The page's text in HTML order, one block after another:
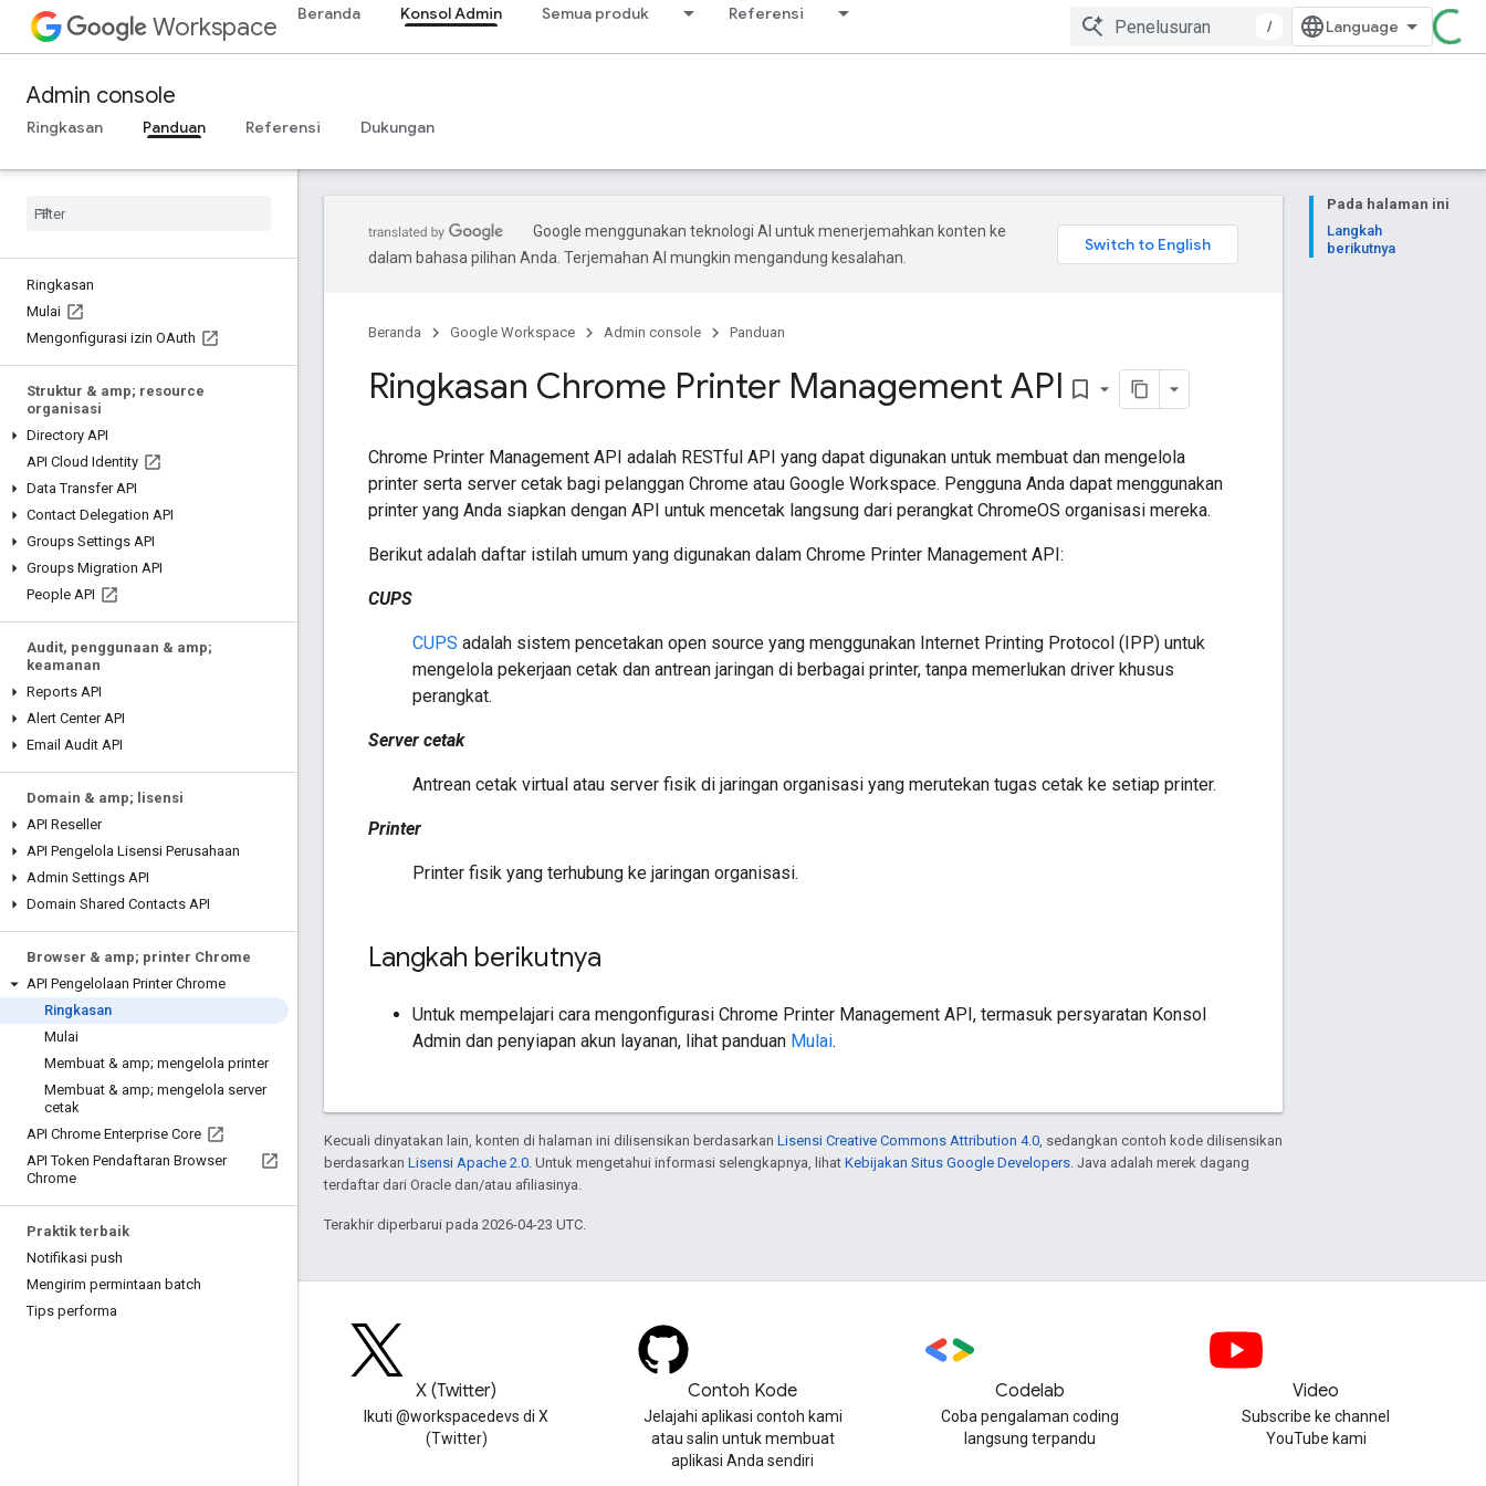
Workspace Beranda Konsol Admin Semua produk Referensi
/
Admin console
Ringkasan Panduan Referensi Dukungan
Ringkasan
Mulai
Mengonfigurasi izin OAuth
Struktur & amp; resource
organisasi
Directory API
API Cloud Identity
Data Transfer API
Contact Delegation API
Groups Settings API
Groups Migration API
People API
Audit, penggunaan & amp;
keamanan
Reports API
Alert Center API
Email Audit API
Domain & amp; lisensi
API Reseller
API Pengelola Lisensi Perusahaan
Admin Settings API
Domain Shared Contacts API
Browser & amp; printer Chrome
API Pengelolaan Printer Chrome
Ringkasan
Mulai
Membuat & amp; mengelola printer
Membuat & amp; mengelola server
cetak
API Chrome Enterprise Core
API Token Pendaftaran Browser
Chrome
Praktik terbaik
Notifikasi push
Mengirim permintaan batch
Tips performa
Pada halaman ini
Langkah
berikutnya
Google menggunakan teknologi AI untuk menerjemahkan konten ke
dalam bahasa pilihan Anda. Terjemahan AI mungkin mengandung kesalahan.
Beranda Google Workspace Admin console Panduan
Ringkasan Chrome Printer Management API bookmark_border
Chrome Printer Management API adalah RESTful API yang dapat digunakan untuk membuat dan mengelola
printer serta server cetak bagi pelanggan Chrome atau Google Workspace. Pengguna Anda dapat menggunakan
printer yang Anda siapkan dengan API untuk mencetak langsung dari perangkat ChromeOS organisasi mereka.
Berikut adalah daftar istilah umum yang digunakan dalam Chrome Printer Management API:
CUPS
CUPS adalah sistem pencetakan open source yang menggunakan Internet Printing Protocol (IPP) untuk
mengelola pekerjaan cetak dan antrean jaringan di berbagai printer, tanpa memerlukan driver khusus
perangkat.
Server cetak
Antrean cetak virtual atau server fisik di jaringan organisasi yang merutekan tugas cetak ke setiap printer.
Printer
Printer fisik yang terhubung ke jaringan organisasi.
Langkah berikutnya
Untuk mempelajari cara mengonfigurasi Chrome Printer Management API, termasuk persyaratan Konsol
Admin dan penyiapan akun layanan, lihat panduan Mulai.
Kecuali dinyatakan lain, konten di halaman ini dilisensikan berdasarkan Lisensi Creative Commons Attribution 4.0 , sedangkan contoh kode dilisensikan
berdasarkan Lisensi Apache 2.0 . Untuk mengetahui informasi selengkapnya, lihat Kebijakan Situs Google Developers . Java adalah merek dagang
terdaftar dari Oracle dan/atau afiliasinya.
Terakhir diperbarui pada 2026-04-23 UTC.
X (Twitter)
Ikuti @workspacedevs di X
(Twitter)
Contoh Kode
Jelajahi aplikasi contoh kami
atau salin untuk membuat
aplikasi Anda sendiri
Codelab
Coba pengalaman coding
langsung terpandu
Video
Subscribe ke channel
YouTube kami